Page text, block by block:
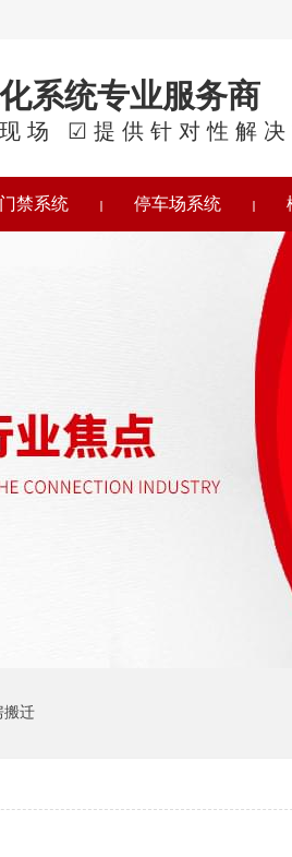
系统专业服务商
场 ☑提供针对性解决
门禁系统 停车场系统
搬迁